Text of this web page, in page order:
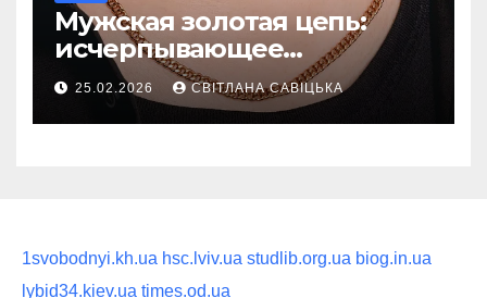
Мужская золотая цепь:
исчерпывающее
руководство по выбору
статусного украшения
25.02.2026 СВІТЛАНА САВІЦЬКА
1svobodnyi.kh.ua hsc.lviv.ua studlib.org.ua biog.in.ua
lybid34.kiev.ua times.od.ua